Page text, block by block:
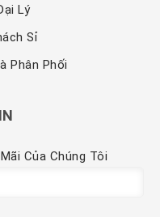
Lý
Sỉ
Phân Phối
Của Chúng Tôi